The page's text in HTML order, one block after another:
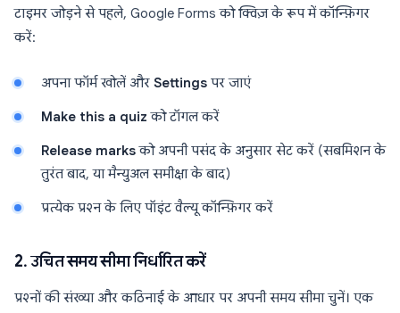
टाइमर जोड़ने से पहले, Google Forms को क्विज़ के रूप में कॉन्फ़िगर
करें:
अपना फॉर्म खोलें और Settings पर जाएं
Make this a quiz को टॉगल करें
Release marksको अपनी पसंद के अनुसार सेट करें (सबमिशन के
तुरंत बाद, या मैन्युअल समीक्षा के बाद)
प्रत्येक प्रश्न के लिए पॉइंट वैल्यू कॉन्फ़िगर करें
2. उचित समय सीमा निर्धारित करें
प्रश्नों की संख्या और कठिनाई के आधार पर अपनी समय सीमा चुनें। एक